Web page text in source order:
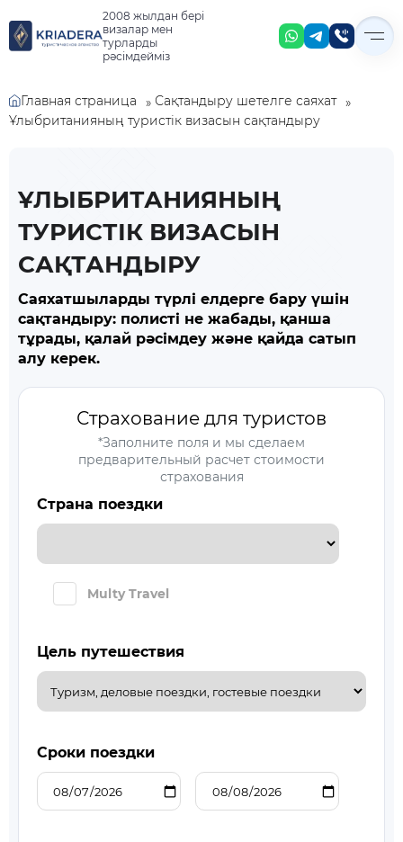
2008 жылдан бері
визалар мен
турларды
рәсімдейміз
Главная страница » Сақтандыру шетелге саяхат »
Ұлыбританияның туристік визасын сақтандыру
ҰЛЫБРИТАНИЯНЫҢ
ТУРИСТІК ВИЗАСЫН
САҚТАНДЫРУ
Саяхатшыларды түрлі елдерге бару үшін
сақтандыру: полисті не жабады, қанша
тұрады, қалай рәсімдеу және қайда сатып
алу керек.
Страхование для туристов
*Заполните поля и мы сделаем
предварительный расчет стоимости
страхования
Страна поездки
Multy Travel
Цель путешествия
Сроки поездки